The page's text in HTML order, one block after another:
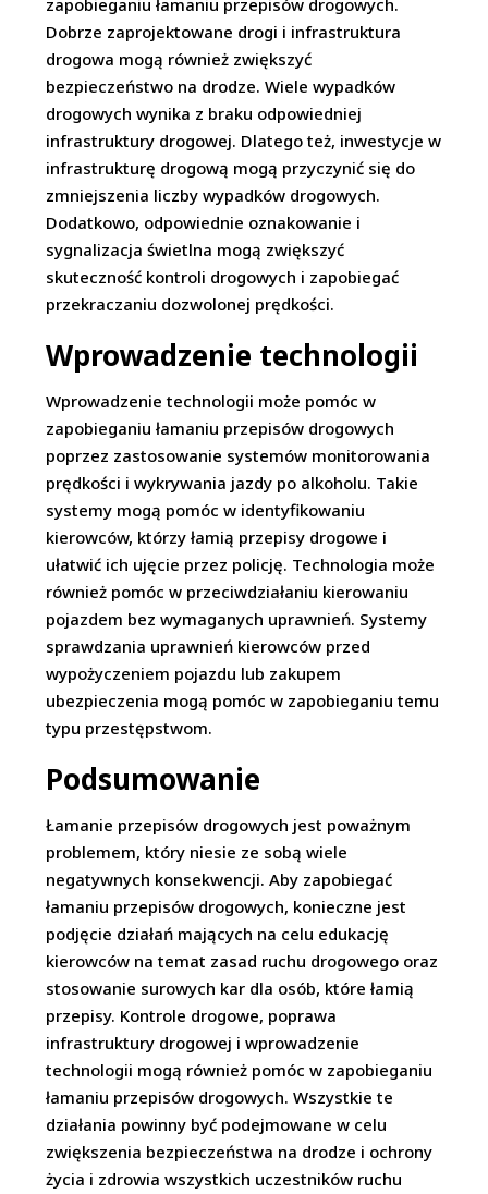
zapobieganiu łamaniu przepisów drogowych.
Dobrze zaprojektowane drogi i infrastruktura
drogowa mogą również zwiększyć
bezpieczeństwo na drodze. Wiele wypadków
drogowych wynika z braku odpowiedniej
infrastruktury drogowej. Dlatego też, inwestycje w
infrastrukturę drogową mogą przyczynić się do
zmniejszenia liczby wypadków drogowych.
Dodatkowo, odpowiednie oznakowanie i
sygnalizacja świetlna mogą zwiększyć
skuteczność kontroli drogowych i zapobiegać
przekraczaniu dozwolonej prędkości.
Wprowadzenie technologii
Wprowadzenie technologii może pomóc w
zapobieganiu łamaniu przepisów drogowych
poprzez zastosowanie systemów monitorowania
prędkości i wykrywania jazdy po alkoholu. Takie
systemy mogą pomóc w identyfikowaniu
kierowców, którzy łamią przepisy drogowe i
ułatwić ich ujęcie przez policję. Technologia może
również pomóc w przeciwdziałaniu kierowaniu
pojazdem bez wymaganych uprawnień. Systemy
sprawdzania uprawnień kierowców przed
wypożyczeniem pojazdu lub zakupem
ubezpieczenia mogą pomóc w zapobieganiu temu
typu przestępstwom.
Podsumowanie
Łamanie przepisów drogowych jest poważnym
problemem, który niesie ze sobą wiele
negatywnych konsekwencji. Aby zapobiegać
łamaniu przepisów drogowych, konieczne jest
podjęcie działań mających na celu edukację
kierowców na temat zasad ruchu drogowego oraz
stosowanie surowych kar dla osób, które łamią
przepisy. Kontrole drogowe, poprawa
infrastruktury drogowej i wprowadzenie
technologii mogą również pomóc w zapobieganiu
łamaniu przepisów drogowych. Wszystkie te
działania powinny być podejmowane w celu
zwiększenia bezpieczeństwa na drodze i ochrony
życia i zdrowia wszystkich uczestników ruchu